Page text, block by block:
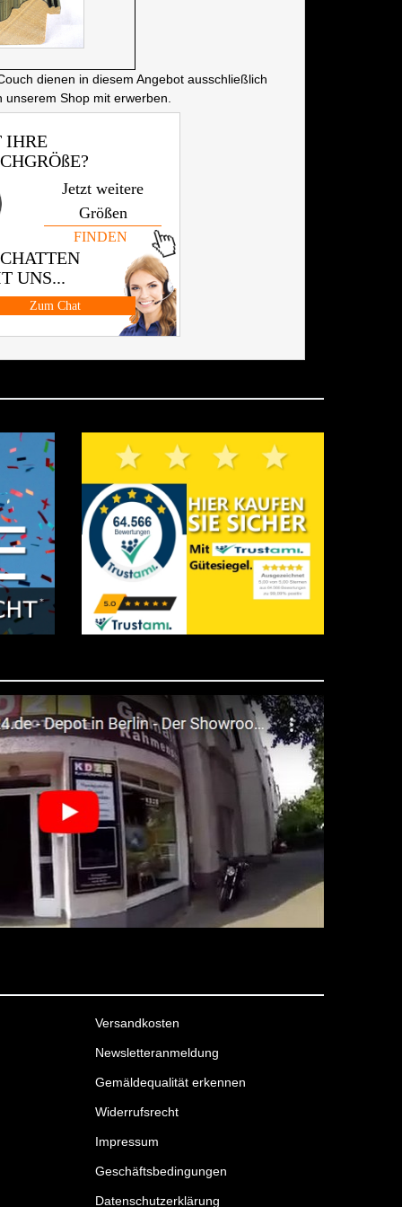
dienen in diesem Angebot ausschließlich
Shop mit erwerben.
IHRE
Jetzt weitere
Größen
FINDEN
UNS...
Zum Chat
Versandkosten
Newsletteranmeldung
Gemäldequalität erkennen
Widerrufsrecht
Impressum
Geschäftsbedingungen
Datenschutzerklärung